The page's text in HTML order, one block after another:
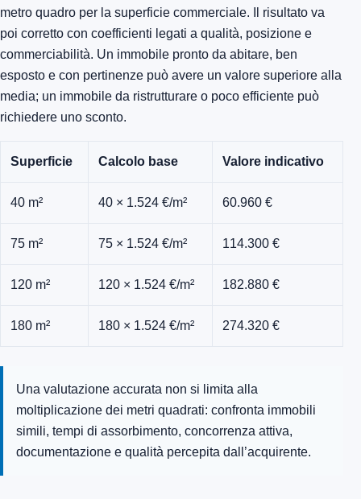
metro quadro per la superficie commerciale. Il risultato va
poi corretto con coefficienti legati a qualità, posizione e
commerciabilità. Un immobile pronto da abitare, ben
esposto e con pertinenze può avere un valore superiore alla
media; un immobile da ristrutturare o poco efficiente può
richiedere uno sconto.
Superficie Calcolo base Valore indicativo
40 m² 40 × 1.524 €/m² 60.960 €
75 m² 75 × 1.524 €/m² 114.300 €
120 m² 120 × 1.524 €/m² 182.880 €
180 m² 180 × 1.524 €/m² 274.320 €
Una valutazione accurata non si limita alla
moltiplicazione dei metri quadrati: confronta immobili
simili, tempi di assorbimento, concorrenza attiva,
documentazione e qualità percepita dall’acquirente.